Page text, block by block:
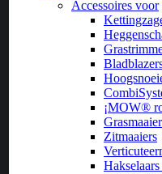
Accessoires voor
¡MOW®
Zitmaaiers